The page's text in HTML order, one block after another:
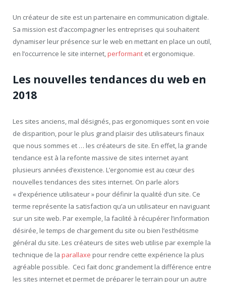
Un créateur de site est un partenaire en communication digitale.
Sa mission est d’accompagner les entreprises qui souhaitent
dynamiser leur présence sur le web en mettant en place un outil,
en l’occurrence le site internet,performant et ergonomique.
Les nouvelles tendances du web en
2018
Les sites anciens, mal désignés, pas ergonomiques sont en voie
de disparition, pour le plus grand plaisir des utilisateurs finaux
que nous sommes et … les créateurs de site. En effet, la grande
tendance est à la refonte massive de sites internet ayant
plusieurs années d’existence. L’ergonomie est au cœur des
nouvelles tendances des sites internet. On parle alors
« d’expérience utilisateur » pour définir la qualité d’un site. Ce
terme représente la satisfaction qu’a un utilisateur en naviguant
sur un site web. Par exemple, la facilité à récupérer l’information
désirée, le temps de chargement du site ou bien l’esthétisme
général du site. Les créateurs de sites web utilise par exemple la
technique de la parallaxe pour rendre cette expérience la plus
agréable possible. Ceci fait donc grandement la différence entre
les sites internet et permet de préparer le terrain pour un autre